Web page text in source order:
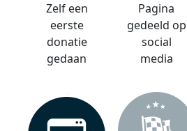
Zelf een
eerste
donatie
gedaan
Pagina
gedeeld op
social
media